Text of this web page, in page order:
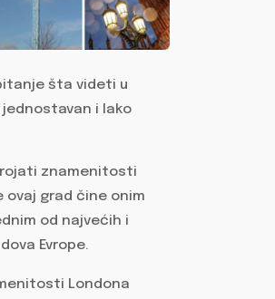
šta videti u
jednostavan i lako
znamenitosti
ovaj grad čine onim
od najvećih i
Evrope.
Londona